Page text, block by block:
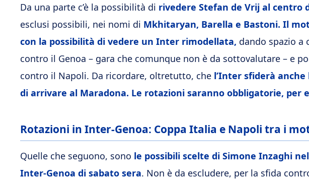
Da una parte c’è la possibilità di rivedere Stefan de Vrij al centro
esclusi possibili, nei nomi di Mkhitaryan, Barella e Bastoni. Il
con la possibilità di vedere un Inter rimodellata, dando spazio a
contro il Genoa – gara che comunque non è da sottovalutare – e
contro il Napoli. Da ricordare, oltretutto, che l’Inter sfiderà
di arrivare al Maradona. Le rotazioni saranno obbligatorie, per
Rotazioni in Inter-Genoa: Coppa Italia e Napoli tra i
Quelle che seguono, sono le possibili scelte di Simone Inzaghi
Inter-Genoa di sabato sera. Non è da escludere, per la sfida